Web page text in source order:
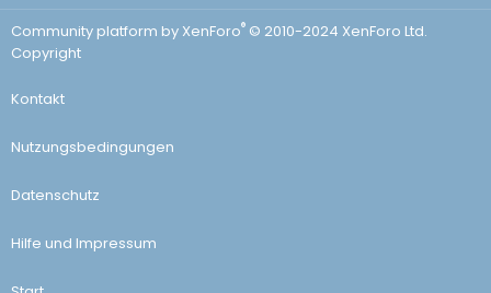
Community platform by XenForo® © 2010-2024 XenForo Ltd.
Copyright
Kontakt
Nutzungsbedingungen
Datenschutz
Hilfe und Impressum